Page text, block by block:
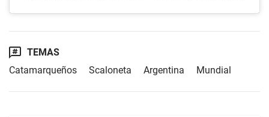
TEMAS
Catamarqueños
Scaloneta Argentina Mundial